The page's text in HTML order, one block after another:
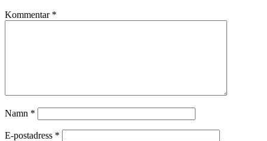
Kommentar *
Namn *
E-postadress *